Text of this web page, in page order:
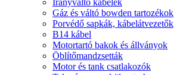
Irányváltó kábelek
Gáz és váltó bowden tartozékok
Porvédő sapkák, kábelátvezetők
B14 kábel
Motortartó bakok és állványok
Öblítőmandzsetták
Motor és tank csatlakozók